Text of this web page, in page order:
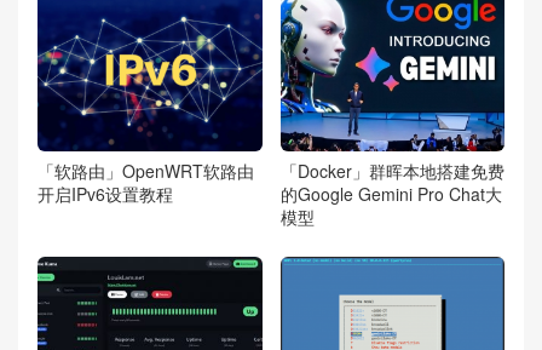
「软路由」OpenWRT软路由
开启IPv6设置教程
「Docker」群晖本地搭建免费
的Google Gemini Pro Chat大
模型